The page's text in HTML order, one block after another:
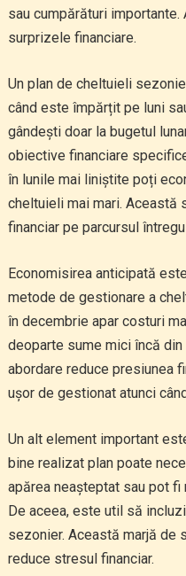
sau cumpărături
surprizele financiare.
Un plan de cheltuieli
când este împărțit pe luni
gândești doar la bugetul
obiective financiare
în lunile mai liniștite poți
cheltuieli mai mari. Această
financiar pe parcursul
Economisirea anticipată
metode de gestionare a
în decembrie apar costuri
deoparte sume mici încă
abordare reduce presiunea
ușor de gestionat atunci
Un alt element important
bine realizat plan poate
apărea neașteptat sau pot
De aceea, este util să
sezonier. Această marjă de
reduce stresul financiar.